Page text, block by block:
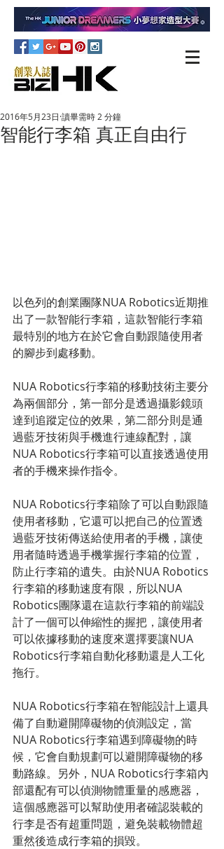
智能行李箱 真正自由行
2016年5月23日 讀畢需時 2 分鐘
以色列的創業團隊NUA Robotics近期推
出了一款智能行李箱，這款智能行李箱
最特別的地方在於它會自動跟隨使用者
的腳步到處移動。
NUA Robotics行李箱的移動技術主要分
為兩個部分，第一部分是透過攝影鏡頭
達到追蹤定位的效果，第二部分則是通
過藍牙技術與手機進行連線配對，讓
NUA Robotics行李箱可以直接透過使用
者的手機來操作指令。
NUA Robotics行李箱除了可以自動跟隨
使用者移動，它還可以把自己的位置透
過藍牙技術傳送給使用者的手機，讓使
用者隨時透過手機掌握行李箱的位置，
防止行李箱的遺失。由於NUA Robotics
行李箱的移動速度有限，所以NUA
Robotics團隊還在這款行李箱的前端設
計了一個可以伸縮性的握把，讓使用者
可以依據移動的速度來選擇要讓NUA
Robotics行李箱自動化移動還是人工化
拖行。
NUA Robotics行李箱在智能設計上還具
備了自動避開障礙物的偵測設定，當
NUA Robotics行李箱遇到障礙物的時
候，它會自動規劃可以避開障礙物的移
動路線。另外，NUA Robotics行李箱內
部還配有可以偵測物體重量的感應器，
這個感應器可以幫助使用者確認裝載的
行李是否有超重問題，避免裝載物體超
重然後造成行李箱的損毀。